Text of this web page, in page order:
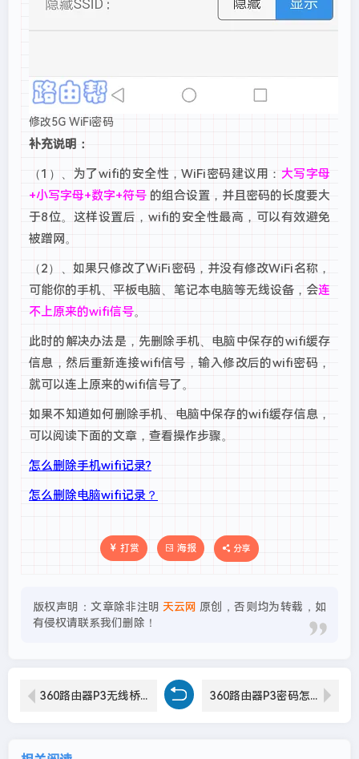
修改5G WiFi密码
补充说明：
（1）、为了wifi的安全性，WiFi密码建议用： 大写字母
+小写字母+数字+符号 的组合设置，并且密码的长度要大
于8位。这样设置后，wifi的安全性最高，可以有效避免
被蹭网。
（2）、如果只修改了WiFi密码，并没有修改WiFi名称，
可能你的手机、平板电脑、笔记本电脑等无线设备，会连
不上原来的wifi信号。
此时的解决办法是，先删除手机、电脑中保存的wifi缓存
信息，然后重新连接wifi信号，输入修改后的wifi密码，
就可以连上原来的wifi信号了。
如果不知道如何删除手机、电脑中保存的wifi缓存信息，
可以阅读下面的文章，查看操作步骤。
怎么删除手机wifi记录?
怎么删除电脑wifi记录？
打赏 海报 分享
版权声明：文章除非注明 天云网 原创，否则均为转载，如
有侵权请联系我们删除！
360路由器P3无线桥接(无线中继)怎么设置？ 360路由器P3密码怎么设置？